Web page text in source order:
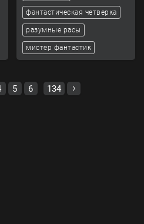
фантастическая четверка
разумные расы
мистер фантастик
5 6 134